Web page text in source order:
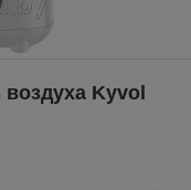
воздуха Kyvol